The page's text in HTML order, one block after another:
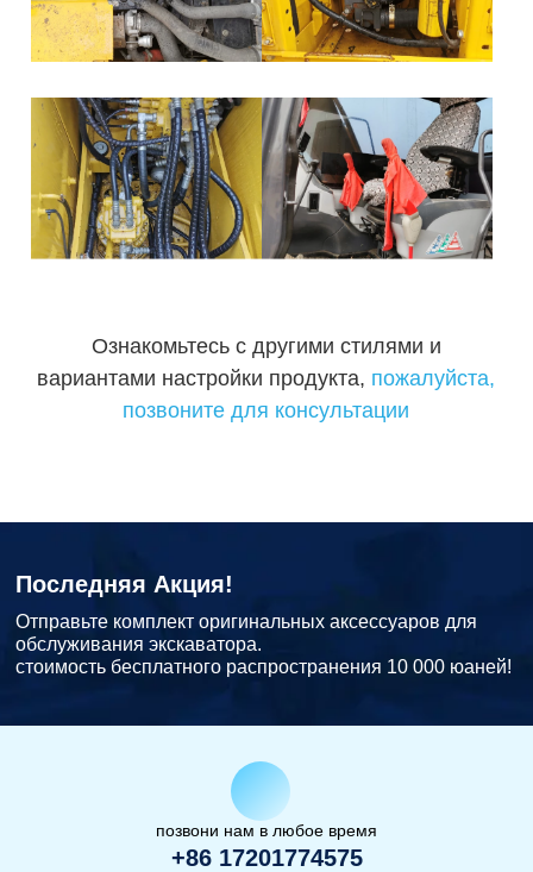
Ознакомьтесь с другими стилями и
вариантами настройки продукта, пожалуйста,
позвоните для консультации
Последняя Акция!
Отправьте комплект оригинальных аксессуаров для
обслуживания экскаватора.
стоимость бесплатного распространения 10 000 юаней!
позвони нам в любое время
+86 17201774575